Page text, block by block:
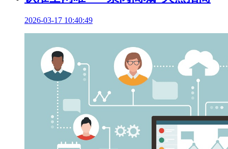
2026-03-17 10:40:49